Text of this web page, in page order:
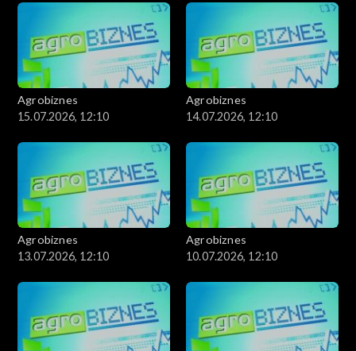
Agrobiznes
15.07.2026, 12:10
Agrobiznes
14.07.2026, 12:10
Agrobiznes
13.07.2026, 12:10
Agrobiznes
10.07.2026, 12:10